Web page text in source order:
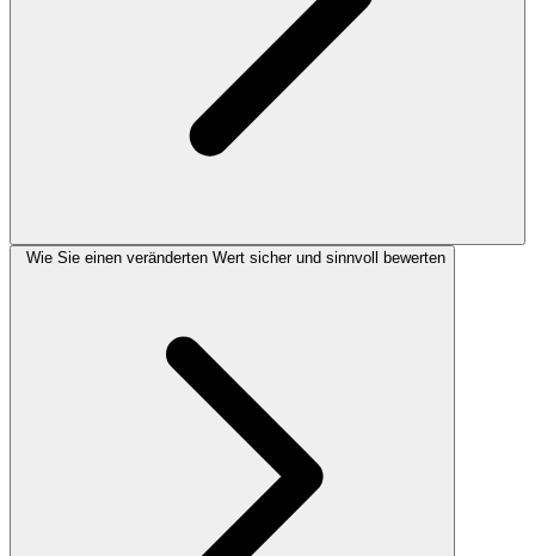
Wie Sie einen veränderten Wert sicher und sinnvoll bewerten